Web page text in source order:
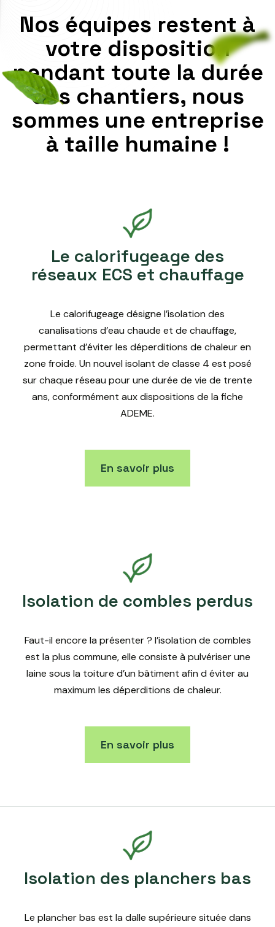
Nos équipes restent à
votre disposition
pendant toute la durée
des chantiers, nous
sommes une entreprise
à taille humaine !
Le calorifugeage des
réseaux ECS et chauffage
Le calorifugeage désigne l’isolation des
canalisations d’eau chaude et de chauffage,
permettant d’éviter les déperditions de chaleur en
zone froide. Un nouvel isolant de classe 4 est posé
sur chaque réseau pour une durée de vie de trente
ans, conformément aux dispositions de la fiche
ADEME.
En savoir plus
Isolation de combles perdus
Faut-il encore la présenter ? l’isolation de combles
est la plus commune, elle consiste à pulvériser une
laine sous la toiture d’un bâtiment afin d éviter au
maximum les déperditions de chaleur.
En savoir plus
Isolation des planchers bas
Le plancher bas est la dalle supérieure située dans